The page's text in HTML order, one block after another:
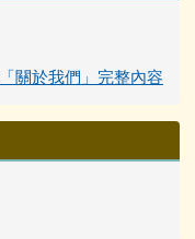
關於我們」完整內容